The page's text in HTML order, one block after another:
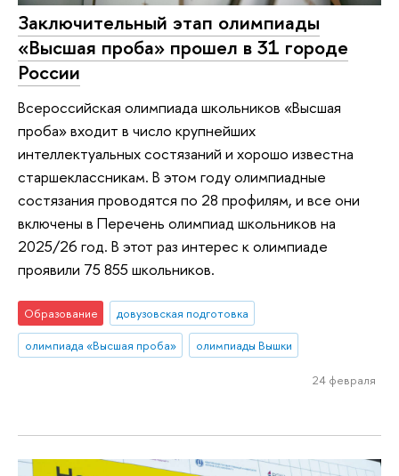
Заключительный этап олимпиады
«Высшая проба» прошел в 31 городе
России
Всероссийская олимпиада школьников «Высшая
проба» входит в число крупнейших
интеллектуальных состязаний и хорошо известна
старшеклассникам. В этом году олимпиадные
состязания проводятся по 28 профилям, и все они
включены в Перечень олимпиад школьников на
2025/26 год. В этот раз интерес к олимпиаде
проявили 75 855 школьников.
Образование
довузовская подготовка
олимпиада «Высшая проба»
олимпиады Вышки
24 февраля